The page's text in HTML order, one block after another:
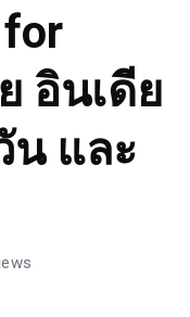
อินเดีย
น และ